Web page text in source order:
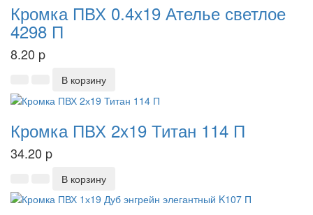
Кромка ПВХ 0.4х19 Ателье светлое
4298 П
8.20 p
В корзину
Кромка ПВХ 2х19 Титан 114 П
34.20 p
В корзину